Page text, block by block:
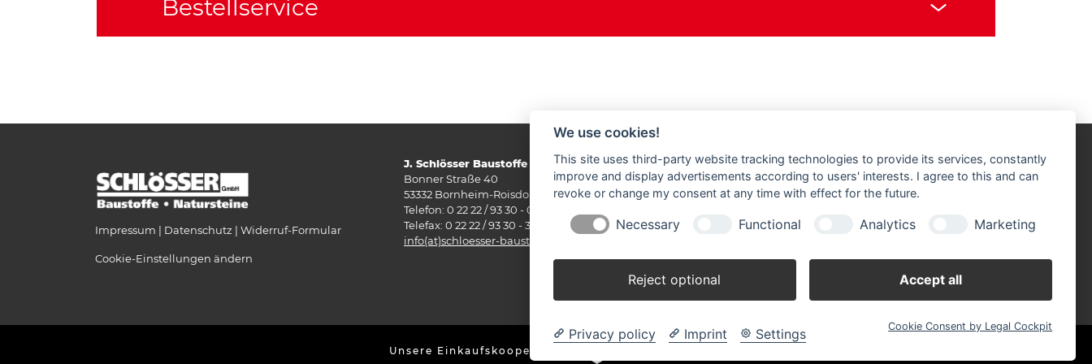
Bestellservice
Impressum Datenschutz Widerruf-Formular
Cookie-Einstellungen ändern
J. Schlösser Baustoffe GmbH
Bonner Straße 40
53332 Bornheim-Roisdorf
Telefon: 0 22 22 / 93 30 - 0
Telefax: 0 22 22 / 93 30 - 33
​​​​​​​info(at)schloesser-baustoffe.de
Öffnungszeiten:
Montag - Donnerstag: 07.00 - 17.00 Uhr
Freitag: 07.00 - 16.00 Uhr
Unsere Einkaufskooperation
We use cookies!
This site uses third-party website tracking technologies to provide its services, constantly
improve and display advertisements according to users' interests. I agree to this and can
revoke or change my consent at any time with effect for the future.
Necessary Functional Analytics Marketing
Reject optional Accept all
Privacy policy Imprint Settings Cookie Consent by Legal Cockpit